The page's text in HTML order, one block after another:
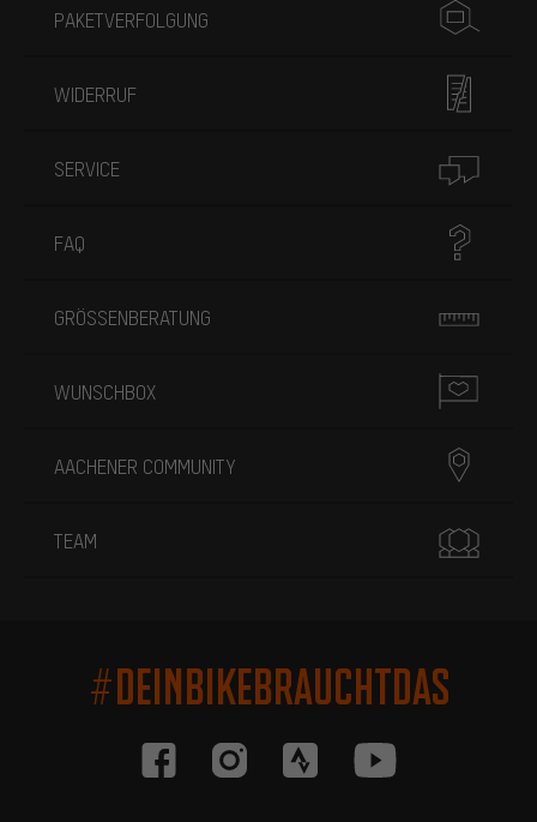
PAKETVERFOLGUNG
WIDERRUF
SERVICE
FAQ
GRÖSSENBERATUNG
WUNSCHBOX
AACHENER COMMUNITY
TEAM
#DEINBIKEBRAUCHTDAS